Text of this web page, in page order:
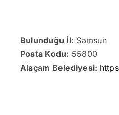
Bulunduğu İl: Samsun
Posta Kodu: 55800
Alaçam Belediyesi: